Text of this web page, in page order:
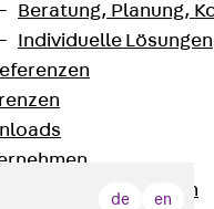
Beratung, Planung,
Individuelle Lösungen
Unternehmen
de en